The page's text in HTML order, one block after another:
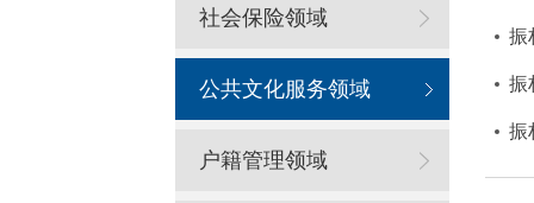
社会保险领域
公共文化服务领域
户籍管理领域
振
振
振